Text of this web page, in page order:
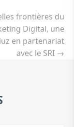
frontières du
Digital, une
en partenariat
avec le SRI →